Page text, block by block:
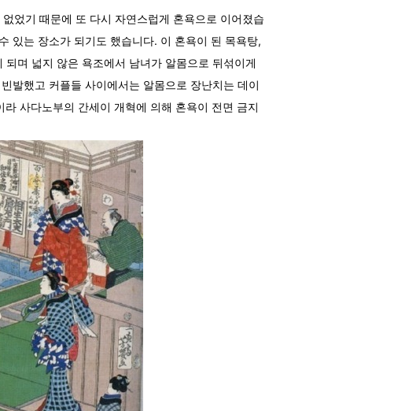
었기 때문에 또 다시 자연스럽게 혼욕으로 이어졌습
있는 장소가 되기도 했습니다. 이 혼욕이 된 목욕탕,
며 넓지 않은 욕조에서 남녀가 알몸으로 뒤섞이게
발했고 커플들 사이에서는 알몸으로 장난치는 데이
사다노부의 간세이 개혁에 의해 혼욕이 전면 금지